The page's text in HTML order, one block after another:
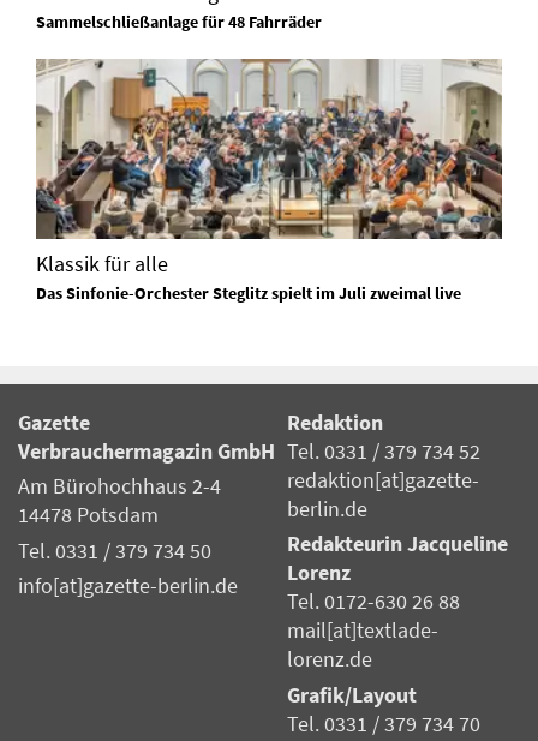
Sammelschließanlage für 48 Fahrräder
Klassik für alle
Das Sinfonie-Orchester Steglitz spielt im Juli zweimal live
Gazette
Verbrauchermagazin GmbH
Am Bürohochhaus 2-4
14478 Potsdam
Tel. 0331 / 379 734 50
info[at]gazette-berlin.de
Redaktion
Tel. 0331 / 379 734 52
redaktion[at]gazette-
berlin.de
Redakteurin Jacqueline
Lorenz
Tel. 0172-630 26 88
mail[at]textlade-
lorenz.de
Grafik/Layout
Tel. 0331 / 379 734 70